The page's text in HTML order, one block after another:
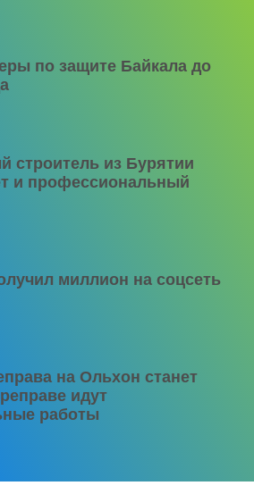
по защите Байкала до
строитель из Бурятии
и профессиональный
миллион на соцсеть
на Ольхон станет
идут
работы